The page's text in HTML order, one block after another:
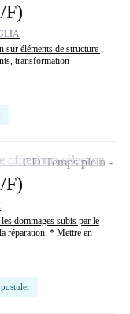
F)
éléments de structure ,
transformation
F)
dommages subis par le
réparation. * Mettre en
CDITemps plein
offre à ma sélection